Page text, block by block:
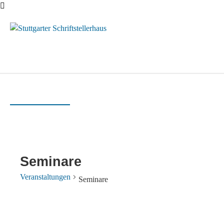
Seminare
Veranstaltungen Seminare